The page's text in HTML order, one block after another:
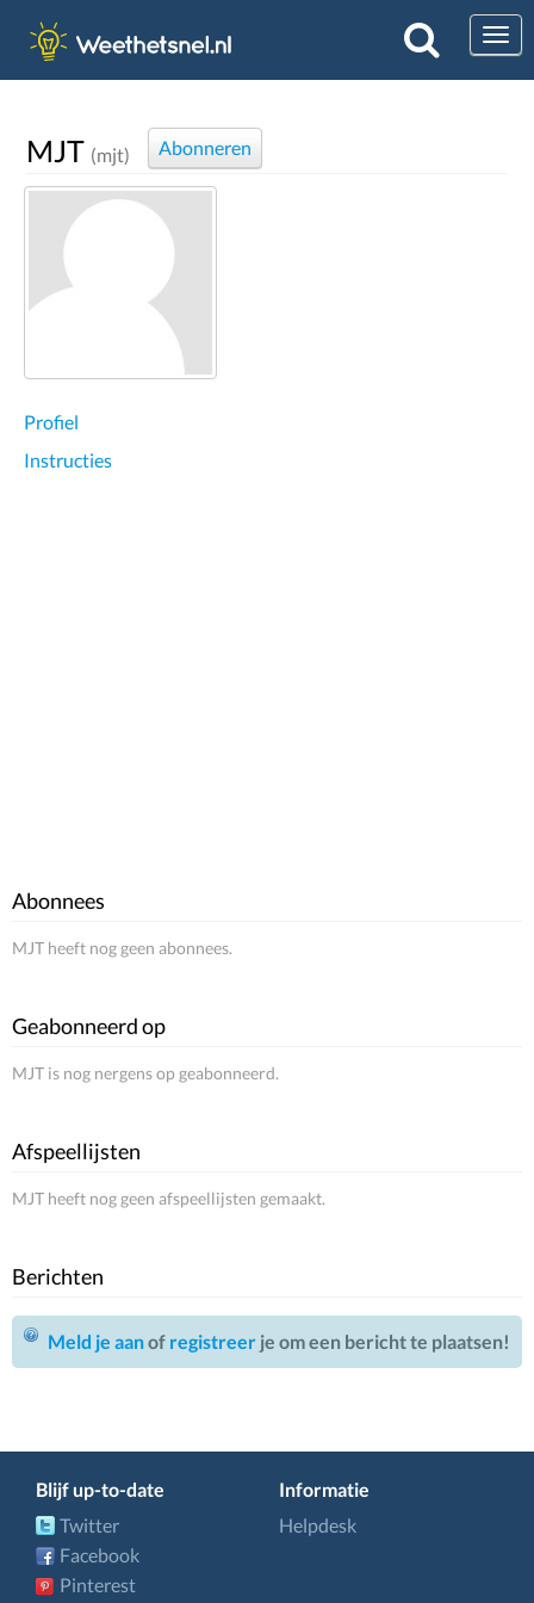
MJT (mjt) Abonneren
Profiel
Instructies
Abonnees
MJT heeft nog geen abonnees.
Geabonneerd op
MJT is nog nergens op geabonneerd.
Afspeellijsten
MJT heeft nog geen afspeellijsten gemaakt.
Berichten
Meld je aanof registreer je om een bericht te plaatsen!
Blijf up-to-date
Twitter
Facebook
Pinterest
Informatie
Helpdesk